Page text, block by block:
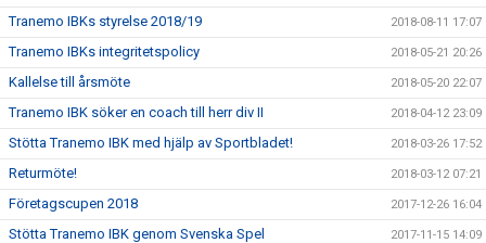
Tranemo IBKs styrelse 2018/19 2018-08-11 17:07
Tranemo IBKs integritetspolicy 2018-05-21 20:26
Kallelse till årsmöte 2018-05-20 22:07
Tranemo IBK söker en coach till herr div II 2018-04-12 23:09
Stötta Tranemo IBK med hjälp av Sportbladet! 2018-03-26 17:52
Returmöte! 2018-03-12 07:21
Företagscupen 2018 2017-12-26 16:04
Stötta Tranemo IBK genom Svenska Spel 2017-11-15 14:09